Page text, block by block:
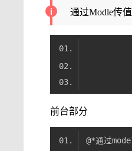
通过Modle传值
前台部分